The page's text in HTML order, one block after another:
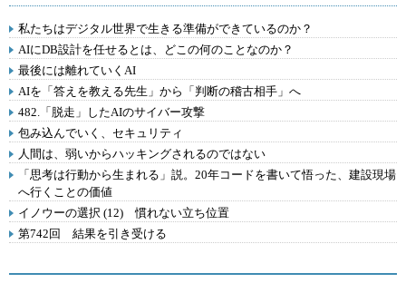
私たちはデジタル世界で生きる準備ができているのか？
AIにDB設計を任せるとは、どこの何のことなのか？
最後には離れていくAI
AIを「答えを教える先生」から「判断の稽古相手」へ
482.「脱走」したAIのサイバー攻撃
包み込んでいく、セキュリティ
人間は、弱いからハッキングされるのではない
「思考は行動から生まれる」説。20年コードを書いて悟った、建設現場
へ行くことの価値
イノウーの選択 (12) 慣れない立ち位置
第742回 結果を引き受ける